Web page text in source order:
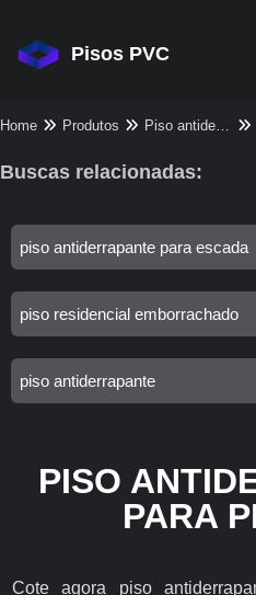
Pisos PVC
Home Produtos Piso antiderrapante - Categoria
Buscas relacionadas:
piso antiderrapante para escada
piso residencial emborrachado
piso antiderrapante
PISO
PARA
Cote agora piso